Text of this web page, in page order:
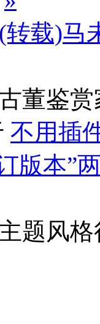
(转载)马
董鉴
不用插
版本”
题风